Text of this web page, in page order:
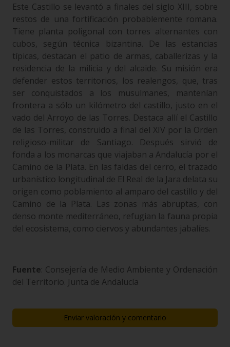
Este Castillo se levantó a finales del siglo XIII, sobre
restos de una fortificación probablemente romana.
Tiene planta poligonal con torres alternantes con
cubos, según técnica bizantina. De las estancias
típicas, destacan el patio de armas, caballerizas y la
residencia de la milicia y del alcaide. Su misión era
defender estos territorios, los realengos, que, tras
ser conquistados a los musulmanes, mantenían
frontera a sólo un kilómetro del castillo, justo en el
vado del Arroyo de las Torres. Destaca allí el Castillo
de las Torres, construido a final del XIV por la Orden
religioso-militar de Santiago. Después sirvió de
fonda a los monarcas que viajaban a Andalucía por el
Camino de la Plata. En las faldas del cerro, el trazado
urbanístico longitudinal de El Real de la Jara delata su
origen como poblamiento al amparo del castillo y del
Camino de la Plata. Las zonas más abruptas, con
denso monte mediterráneo, refugian la fauna propia
del ecosistema, como ciervos y abundantes jabalíes.
Fuente: Consejería de Medio Ambiente y Ordenación
del Territorio. Junta de Andalucía
Enviar valoración y comentario